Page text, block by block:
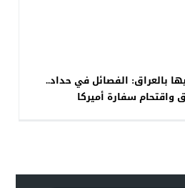
بالعراق: الفصائل في حداد..
واقتحام سفارة أميركا